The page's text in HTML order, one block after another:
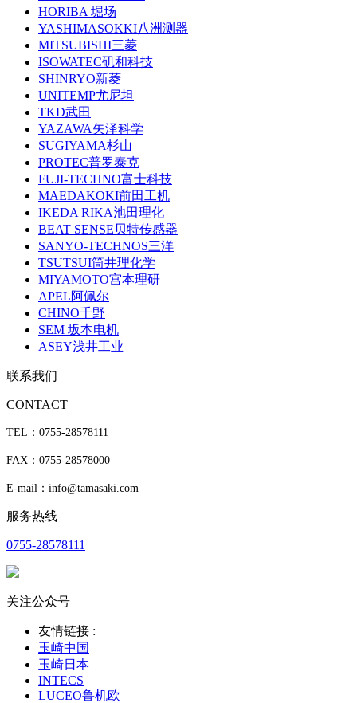
HORIBA 堀场
YASHIMASOKKI八洲测器
MITSUBISHI三菱
ISOWATEC矶和科技
SHINRYO新菱
UNITEMP尤尼坦
TKD武田
YAZAWA矢泽科学
SUGIYAMA杉山
PROTEC普罗泰克
FUJI-TECHNO富士科技
MAEDAKOKI前田工机
IKEDA RIKA池田理化
BEAT SENSE贝特传感器
SANYO-TECHNOS三洋
TSUTSUI筒井理化学
MIYAMOTO宫本理研
APEL阿佩尔
CHINO千野
SEM 坂本电机
ASEY浅井工业
联系我们
CONTACT
TEL：0755-28578111
FAX：0755-28578000
E-mail：info@tamasaki.com
服务热线
0755-28578111
关注公众号
友情链接 :
玉崎中国
玉崎日本
INTECS
LUCEO鲁机欧